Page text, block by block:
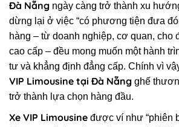
Đà Nẵng ngày càng trở thành xu
dừng lại ở việc “có phương tiện đưa
hàng – từ doanh nghiệp, cơ quan, cho
cao cấp – đều mong muốn một hành
tư và khẳng định đẳng cấp. Chính vì
VIP Limousine tại Đà Nẵng ghế
trở thành lựa chọn hàng đầu.
Xe VIP Limousine được ví như “phiên